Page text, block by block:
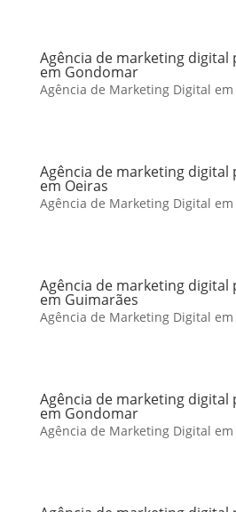
Agência de marketing digital
em Gondomar
Agência de Marketing Digital
Agência de marketing digital
em Oeiras
Agência de Marketing Digital
Agência de marketing digital
em Guimarães
Agência de Marketing Digital
Agência de marketing digital
em Gondomar
Agência de Marketing Digital